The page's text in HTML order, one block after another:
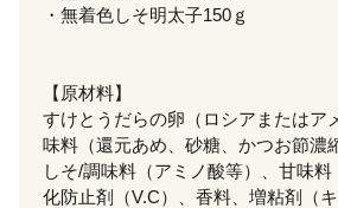
・無着色しそ明太子150ｇ
【原材料】
すけとうだらの卵（ロシアまたはア
味料（還元あめ、砂糖、かつお節濃
しそ/調味料（アミノ酸等）、甘味
化防止剤（V.C）、香料、増粘剤（